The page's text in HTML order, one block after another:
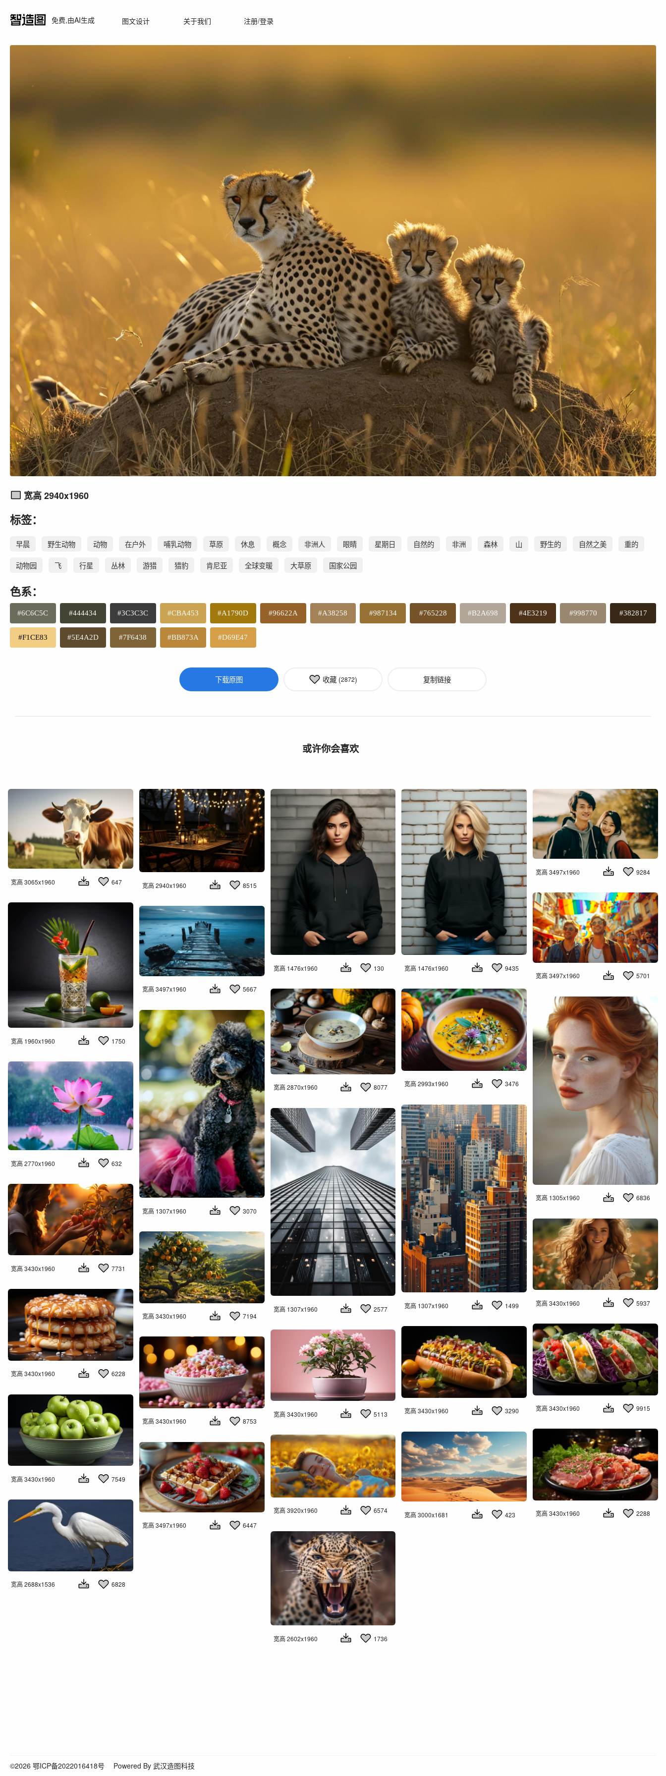
免费,由AI生成 图文设计 关于我们 注册/登录
宽高 2940x1960
标签：
早晨 野生动物 动物 在户外 哺乳动物 草原 休息 概念 非洲人 眼睛 星期日 自然的 非洲 森林 山 野生的 自然之美 重的
动物园 飞 行星 丛林 游猎 猎豹 肯尼亚 全球变暖 大草原 国家公园
色系：
#6C6C5C #444434 #3C3C3C #CBA453 #A1790D #96622A #A38258 #987134 #765228 #B2A698 #4E3219 #998770 #382817
#F1CE83 #5E4A2D #7F6438 #BB873A #D69E47
下载原图 收藏 (2872) 复制链接
或许你会喜欢
宽高 3065x1960 647 宽高 2940x1960 8515
宽高 1476x1960 130 宽高 1476x1960 9435
宽高 3497x1960 9284
宽高 3497x1960 5701
宽高 1960x1960 1750
宽高 3497x1960 5667
宽高 2870x1960 8077 宽高 2993x1960 3476
宽高 1305x1960
6836
宽高 1307x1960
3070
宽高 2770x1960 632
宽高 1307x1960 1499
宽高 1307x1960 2577
宽高 3430x1960 7731
宽高 3430x1960
5937
宽高 3430x1960
7194
宽高 3430x1960 6228
宽高 3430x1960 9915
宽高 3430x1960 3290
宽高 3430x1960
5113
宽高 3430x1960
8753
宽高 3430x1960 7549
宽高 3430x1960 2288
宽高 3000x1681 423
宽高 3920x1960
6574
宽高 3497x1960
6447
宽高 2688x1536 6828
宽高 2602x1960 1736